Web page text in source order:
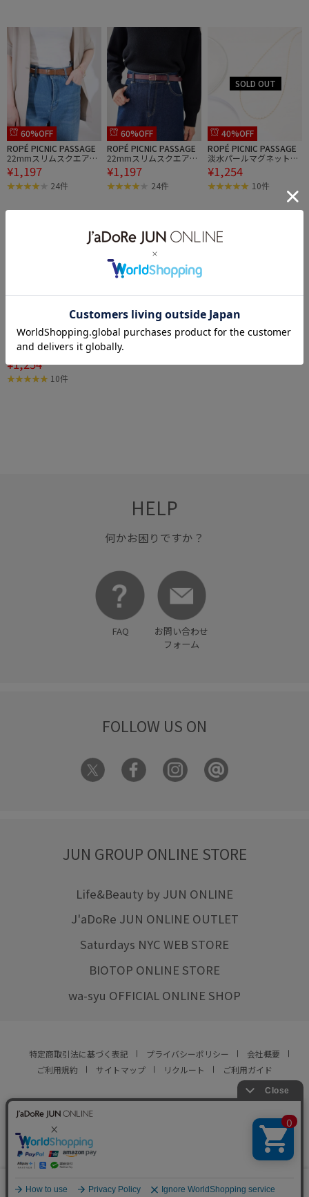
0
60%OFF
ROPÉ PICNIC PASSAGE
22mmスリムスクエアバ
ックルベルト
¥1,197
24件
60%OFF
ROPÉ PICNIC PASSAGE
22mmスリムスクエアバ
ックルベルト
¥1,197
24件
40%OFF
ROPÉ PICNIC PASSAGE
淡水パールマグネットプ
チペンダント
¥1,254
10件
40%OFF
ROPÉ PICNIC PASSAGE
淡水パールマグネットプ
チペンダント
¥1,254
10件
HELP
何かお困りですか？
FAQ
お問い合わせ
フォーム
FOLLOW US ON
JUN GROUP ONLINE STORE
Life&Beauty by JUN ONLINE
J'aDoRe JUN ONLINE OUTLET
Saturdays NYC WEB STORE
BIOTOP ONLINE STORE
wa-syu OFFICIAL ONLINE SHOP
特定商取引法に基づく表記 プライバシーポリシー
会社概要
ご利用規約
サイトマップ リクルート ご利用ガイド
© JUN CO.,LTD. ALL RIGHTS RESERVED.